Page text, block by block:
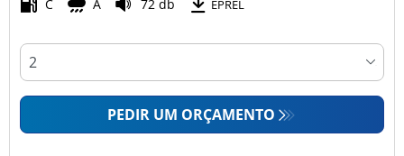
C A 72 db EPREL
PEDIR UM ORÇAMENTO